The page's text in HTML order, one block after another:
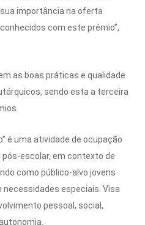
importância na oferta
com este prémio”,
as boas práticas e qualidade
sendo esta a terceira
é uma atividade de ocupação
escolar, em contexto de
como público-alvo jovens
necessidades especiais. Visa
pessoal, social,